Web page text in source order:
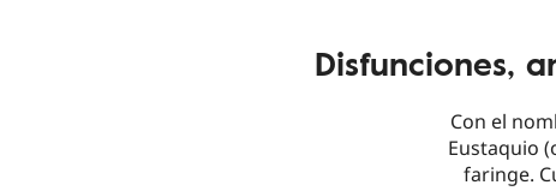
Disfunciones,
Con el
Eustaquio
faringe.